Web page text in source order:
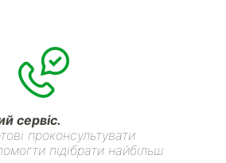
сервіс.
проконсультувати
підібрати найбільш